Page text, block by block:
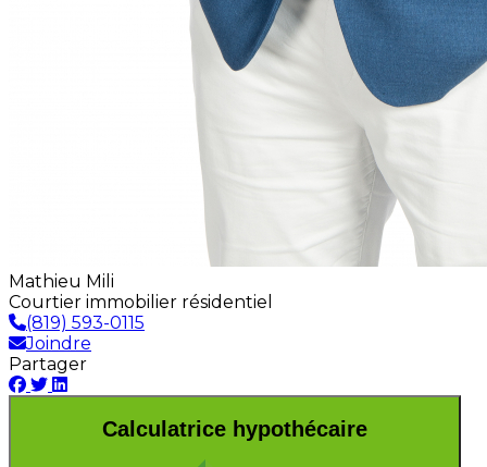
Mathieu Mili
Courtier immobilier résidentiel
(819) 593-0115
Joindre
Partager
Calculatrice hypothécaire